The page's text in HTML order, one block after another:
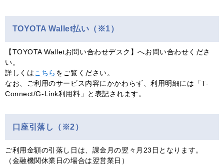
TOYOTA Wallet払い（※1）
【TOYOTA Walletお問い合わせデスク】へお問い合わせくださ
い。
詳しくはこちら をご覧ください。
なお、ご利用のサービス内容にかかわらず、利用明細には「T-
Connect/G-Link利用料」と表記されます。
口座引落し（※2）
ご利用金額の引落し日は、課金月の翌々月23日となります。
（金融機関休業日の場合は翌営業日）